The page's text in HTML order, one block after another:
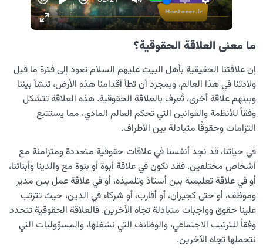
ما معنى العلاقة الحقوقیة؟
إن علاقتنا الحقيقية بأهل البيت عليهم السلام تعود إلى فترة ما قبل
ولادتنا في هذا العالم، وبمجرد أن تطأ أقدامنا هذه الأرض، تنشأ بيننا
وبينهم علاقة أخرى، تُعرف بالعلاقة الحقوقية. هذه العلاقة تتشكل
وفقاً للأنظمة والقوانين التي تحكم العالم المادي، مما يستتبع
التزامات وحقوقًا متبادلة بين الأطراف.
في حياتنا، قد نجد أنفسنا في علاقات حقوقية متعددة ومتزامنة مع
أشخاص مختلفين. فقد نكون في علاقة أبوة أو بنوة مع والدينا وأبنائنا،
أو في علاقة تعليمية بين أستاذ وتلميذه، أو في علاقة عمل بين مدير
وموظف، أو حتى كجيران، أو أقارب، أو شركاء في الدين، حيث تترتب
علينا حقوق وواجبات متبادلة تجاه الآخرين. فالعلاقة الحقوقية تتحدد
وفقاً للترتيب الاجتماعي، والوظائف التي نشغلها، والمسؤوليات التي
نتحملها تجاه الآخرين.